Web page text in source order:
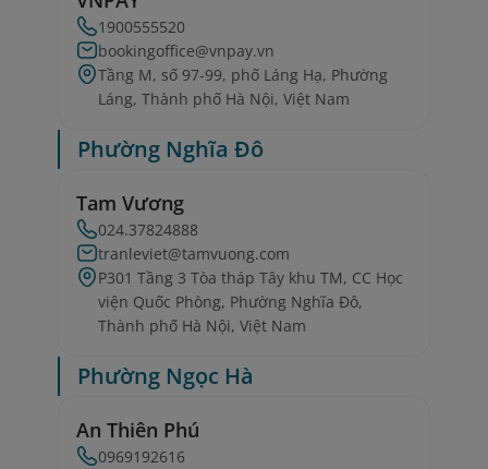
1900555520
bookingoffice@vnpay.vn
Tầng M, số 97-99, phố Láng Hạ, Phường
Láng, Thành phố Hà Nội, Việt Nam
Phường Nghĩa Đô
Tam Vương
024.37824888
tranleviet@tamvuong.com
P301 Tầng 3 Tòa tháp Tây khu TM, CC Học
viện Quốc Phòng, Phường Nghĩa Đô,
Thành phố Hà Nội, Việt Nam
Phường Ngọc Hà
An Thiên Phú
0969192616